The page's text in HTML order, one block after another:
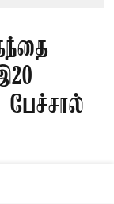
பேச்சால்